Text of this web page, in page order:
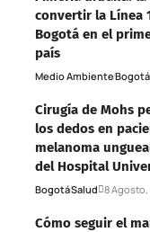
convertir la Línea
Bogotá en el
país
Medio AmbienteBogotá
Cirugía de Mohs
los dedos en
melanoma
del Hospital
BogotáSalud 8 Agosto,
Cómo seguir el